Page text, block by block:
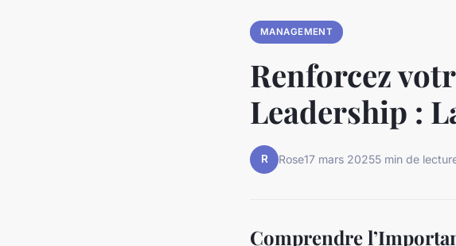
MANAGEMENT
Renforcez
Leadership :
R Rose17 mars 20255 min de
Comprendre